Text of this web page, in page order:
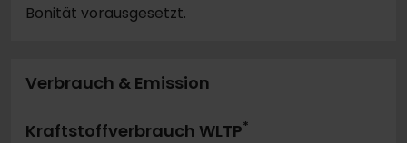
Bonität vorausgesetzt.
Verbrauch & Emission
Kraftstoffverbrauch WLTP*